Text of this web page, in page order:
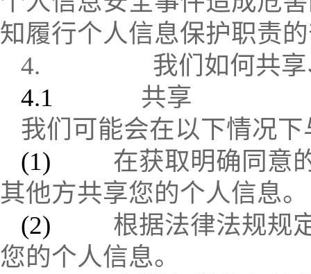
知履行个人信息保护职责
4. 我们如何共
4.1 共享
我们可能会在以下情况
(1) 在获取明确同意
其他方共享您的个人信息。
(2) 根据法律法规规
您的个人信息。